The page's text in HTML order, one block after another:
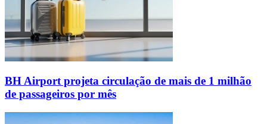
BH Airport projeta circulação de mais de 1 milhão
de passageiros por mês